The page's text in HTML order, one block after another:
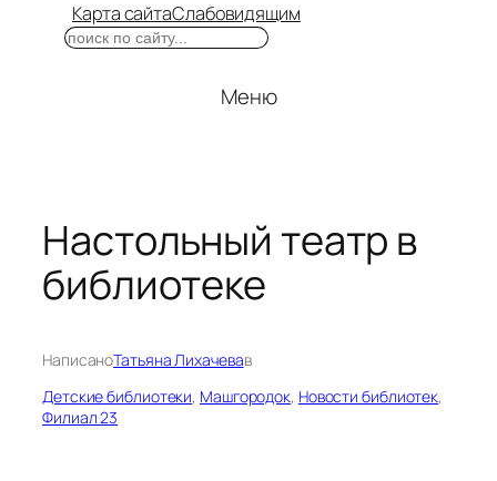
Карта сайтаСлабовидящим
Поиск
Меню
Настольный театр в
библиотеке
НаписаноТатьяна Лихачевав
Детские библиотеки, Машгородок, Новости библиотек
Филиал 23